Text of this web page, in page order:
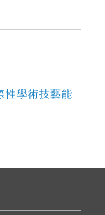
性學術技藝能